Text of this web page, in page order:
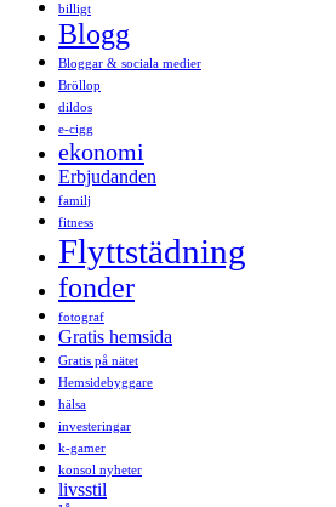
billigt
Blogg
Bloggar & sociala medier
Bröllop
dildos
e-cigg
ekonomi
Erbjudanden
familj
fitness
Flyttstädning
fonder
fotograf
Gratis hemsida
Gratis på nätet
Hemsidebyggare
hälsa
investeringar
k-gamer
konsol nyheter
livsstil